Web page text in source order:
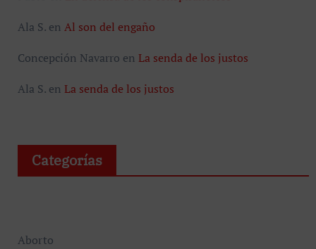
Ala S.en Al son del engaño
Concepción Navarro en La senda de los justos
Ala S.en La senda de los justos
Categorías
Aborto